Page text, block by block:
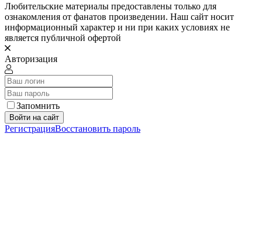
Любительские материалы предоставлены только для
ознакомления от фанатов произведении. Наш сайт носит
информационный характер и ни при каких условиях не
является публичной офертой
Авторизация
Запомнить
Войти на сайт
РегистрацияВосстановить пароль